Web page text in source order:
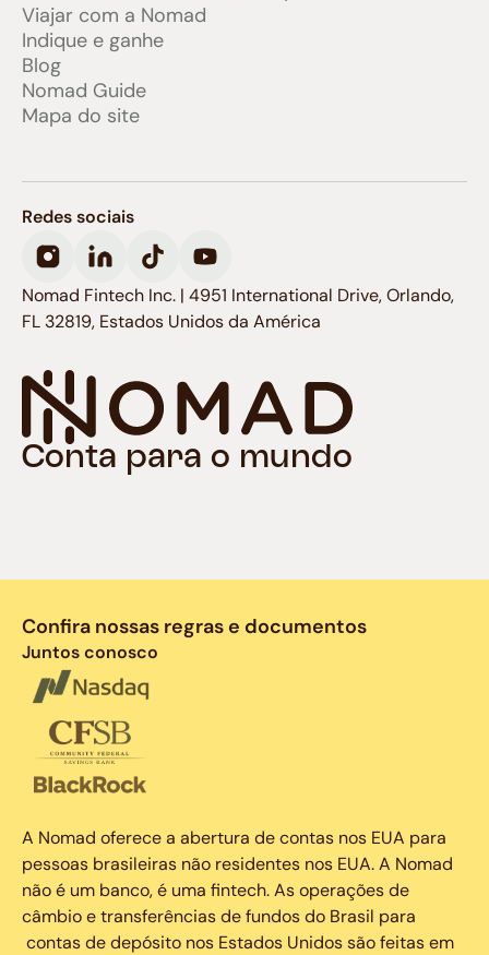
Viajar com a Nomad
Indique e ganhe
Blog
Nomad Guide
Mapa do site
Conta para o mundo
Redes sociais
Nomad Fintech Inc. | 4951 International Drive, Orlando,
FL 32819, Estados Unidos da América
Confira nossas regras e documentos
Juntos conosco
A Nomad oferece a abertura de contas nos EUA para
pessoas brasileiras não residentes nos EUA. A Nomad
não é um banco, é uma fintech. As operações de
câmbio e transferências de fundos do Brasil para
contas de depósito nos Estados Unidos são feitas em